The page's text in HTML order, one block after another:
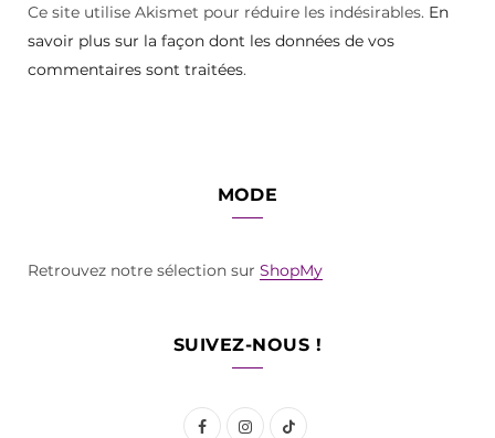
Ce site utilise Akismet pour réduire les indésirables. En
savoir plus sur la façon dont les données de vos
commentaires sont traitées.
MODE
Retrouvez notre sélection sur ShopMy
SUIVEZ-NOUS !
F
I
T